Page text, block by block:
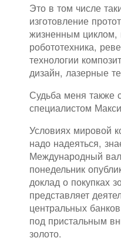
Это в том числе
изготовление
жизненным
робототехника,
технологии
дизайн, лазерные
Судьба меня также
специалистом
Условиях мировой
надо надеяться,
Международный
понедельник
доклад о покупках
представляет
центральных
под пристальным
золото.